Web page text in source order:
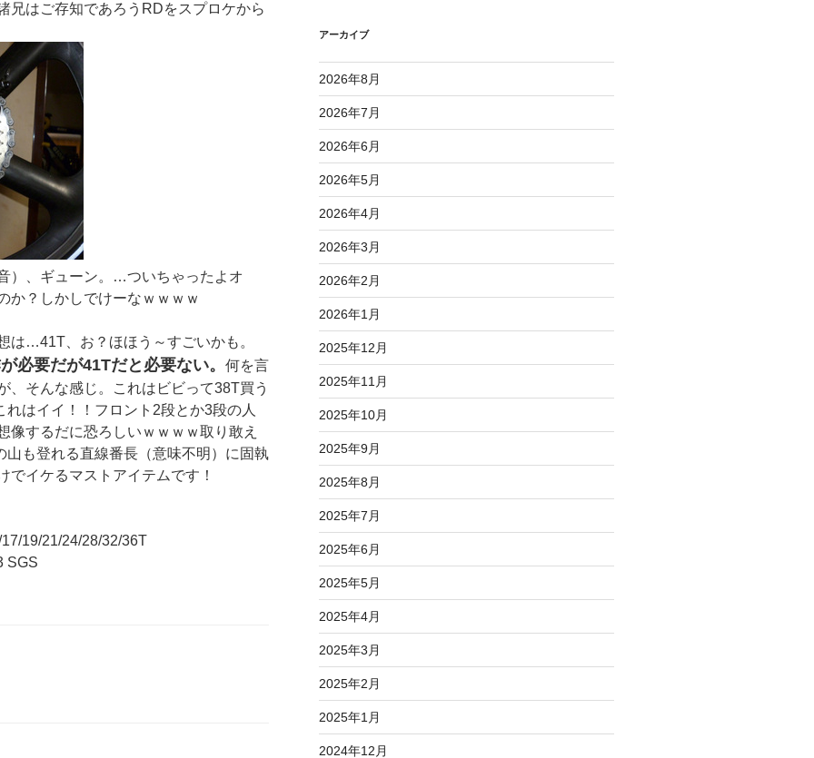
はご存知であろうRDをスプロケから
、ギューン。…ついちゃったよオ
か？しかしでけーなｗｗｗｗ
…41T、お？ほほう～すごいかも。
必要だが41Tだと必要ない。 何を言
、そんな感じ。これはビビって38T買う
はイイ！！フロント2段とか3段の人
像するだに恐ろしいｗｗｗｗ取り敢え
も登れる直線番長（意味不明）に固執
でイケるマストアイテムです！
19/21/24/28/32/36T
アーカイブ
2026年8月
2026年7月
2026年6月
2026年5月
2026年4月
2026年3月
2026年2月
2026年1月
2025年12月
2025年11月
2025年10月
2025年9月
2025年8月
2025年7月
2025年6月
2025年5月
2025年4月
2025年3月
2025年2月
2025年1月
2024年12月